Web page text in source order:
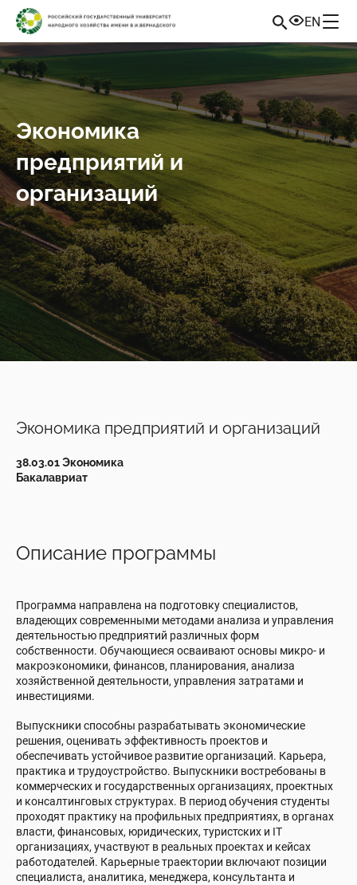
EN
Экономика
предприятий и
организаций
Экономика предприятий и организаций
38.03.01 Экономика
Бакалавриат
Описание программы
Программа направлена на подготовку специалистов,
владеющих современными методами анализа и управления
деятельностью предприятий различных форм
собственности. Обучающиеся осваивают основы микро- и
макроэкономики, финансов, планирования, анализа
хозяйственной деятельности, управления затратами и
инвестициями.
Выпускники способны разрабатывать экономические
решения, оценивать эффективность проектов и
обеспечивать устойчивое развитие организаций. Карьера,
практика и трудоустройство. Выпускники востребованы в
коммерческих и государственных организациях, проектных
и консалтинговых структурах. В период обучения студенты
проходят практику на профильных предприятиях, в органах
власти, финансовых, юридических, туристских и IT
организациях, участвуют в реальных проектах и кейсах
работодателей. Карьерные траектории включают позиции
специалиста, аналитика, менеджера, консультанта и